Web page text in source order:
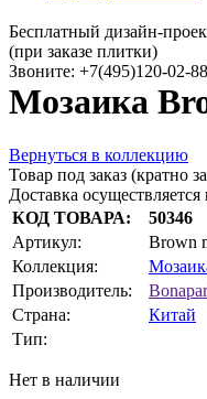
Бесплатный дизайн-
(при заказе плитки)
Звоните: +7(495)120-02-
Мозаика
Вернуться в коллекцию
Товар под заказ (кратно
Доставка
КОД ТОВАРА:
50346
Артикул:
Brown
Коллекция:
Производитель:
Страна:
Китай
Тип:
Нет в наличии